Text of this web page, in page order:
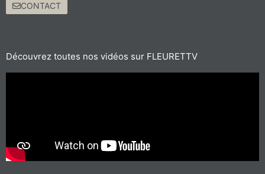
CONTACT
Découvrez toutes nos vidéos sur FLEURETTV